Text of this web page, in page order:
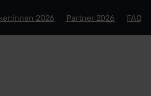
2026 Partner 2026 FAQ